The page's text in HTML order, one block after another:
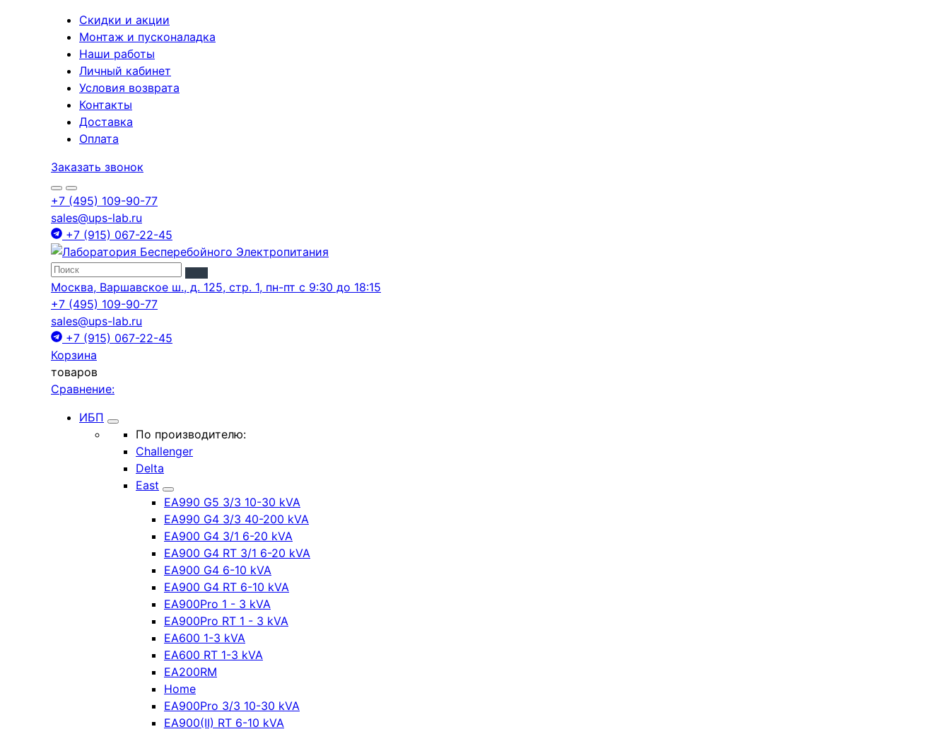
Скидки и акции
Монтаж и пусконаладка
Наши работы
Личный кабинет
Условия возврата
Контакты
Доставка
Оплата
Заказать звонок
+7 (495) 109-90-77
sales@ups-lab.ru
+7 (915) 067-22-45
Москва, Варшавское ш., д. 125, стр. 1, пн-пт с 9:30 до 18:15
+7 (495) 109-90-77
sales@ups-lab.ru
+7 (915) 067-22-45
Корзина
товаров
Сравнение:
ИБП
По производителю:
Challenger
Delta
East
EA990 G5 3/3 10-30 kVA
EA990 G4 3/3 40-200 kVA
EA900 G4 3/1 6-20 kVA
EA900 G4 RT 3/1 6-20 kVA
EA900 G4 6-10 kVA
EA900 G4 RT 6-10 kVA
EA900Pro 1 - 3 kVA
EA900Pro RT 1 - 3 kVA
EA600 1-3 kVA
EA600 RT 1-3 kVA
EA200RM
Home
EA900Pro 3/3 10-30 kVA
EA900(II) RT 6-10 kVA